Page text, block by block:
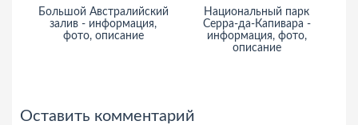
Большой Австралийский
залив - информация,
фото, описание
Национальный парк
Серра-да-Капивара -
информация, фото,
описание
Оставить комментарий